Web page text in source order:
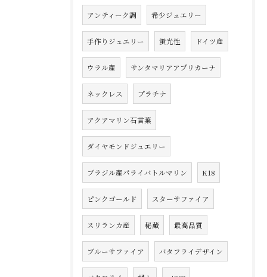
アンティーク調 希少ジュエリー
手作りジュエリー 蛍光性 ドイツ産
ウラル産 サンタマリアアプリカーナ
ネックレス プラチナ
アクアマリン石言葉
ダイヤモンドジュエリー
ブラジル産パライバトルマリン K18
ピンクゴールド スターサファイア
スリランカ産 秘蔵 最高品質
ブルーサファイア バタフライデザイン